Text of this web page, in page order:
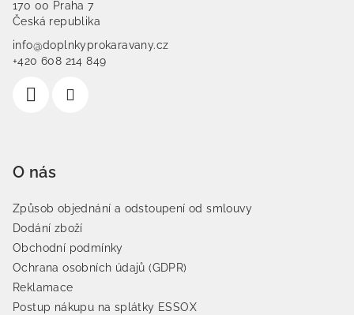
170 00 Praha 7
Česká republika
info@doplnkyprokaravany.cz
+420 608 214 849
O nás
Způsob objednání a odstoupení od smlouvy
Dodání zboží
Obchodní podmínky
Ochrana osobních údajů (GDPR)
Reklamace
Postup nákupu na splátky ESSOX